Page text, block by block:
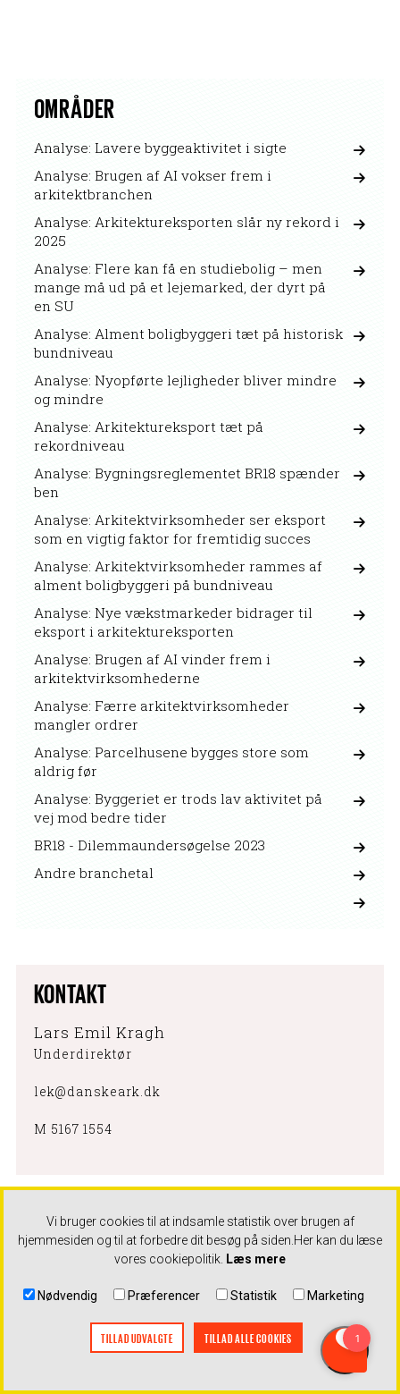
OMRÅDER
Analyse: Lavere byggeaktivitet i sigte
Analyse: Brugen af AI vokser frem i
arkitektbranchen
Analyse: Arkitektureksporten slår ny rekord i
2025
Analyse: Flere kan få en studiebolig – men
mange må ud på et lejemarked, der dyrt på
en SU
Analyse: Alment boligbyggeri tæt på historisk
bundniveau
Analyse: Nyopførte lejligheder bliver mindre
og mindre
Analyse: Arkitektureksport tæt på
rekordniveau
Analyse: Bygningsreglementet BR18 spænder
ben
Analyse: Arkitektvirksomheder ser eksport
som en vigtig faktor for fremtidig succes
Analyse: Arkitektvirksomheder rammes af
alment boligbyggeri på bundniveau
Analyse: Nye vækstmarkeder bidrager til
eksport i arkitektureksporten
Analyse: Brugen af AI vinder frem i
arkitektvirksomhederne
Analyse: Færre arkitektvirksomheder
mangler ordrer
Analyse: Parcelhusene bygges store som
aldrig før
Analyse: Byggeriet er trods lav aktivitet på
vej mod bedre tider
BR18 - Dilemmaundersøgelse 2023
Andre branchetal
KONTAKT
Lars Emil Kragh
Underdirektør
lek@danskeark.dk
M 5167 1554
VEDTÆGTER
Danske Arkitektvirksomheders
Vi bruger cookies til at indsamle statistik over brugen af
hjemmesiden og til at forbedre dit besøg på siden. Her kan du læse
vores cookiepolitik. Læs mere
Nødvendig Præferencer Statistik Marketing
TILLAD UDVALGTE TILLAD ALLE COOKIES